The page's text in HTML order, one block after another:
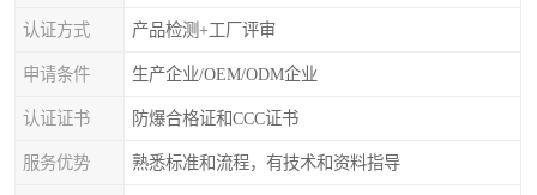
认证方式 产品检测+工厂评审
申请条件 生产企业/OEM/ODM企业
认证证书 防爆合格证和CCC证书
服务优势 熟悉标准和流程，有技术和资料指导